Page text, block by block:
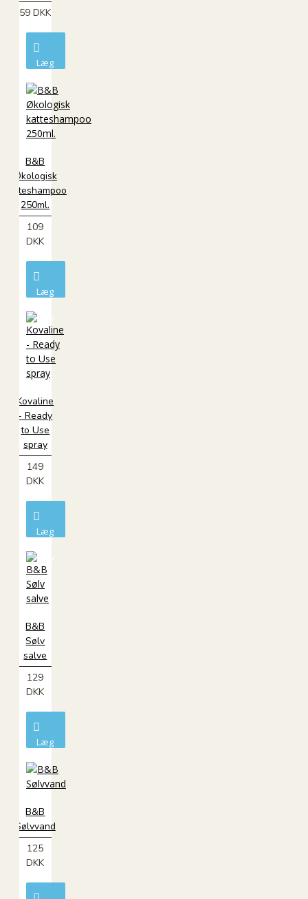
59 DKK
Læg
kurv
B&B
Økologisk
katteshampoo
250ml.
109
DKK
Læg
kurv
Kovaline
- Ready
to Use
spray
149
DKK
Læg
kurv
B&B
Sølv
salve
129
DKK
Læg
kurv
B&B
Sølvvand
125
DKK